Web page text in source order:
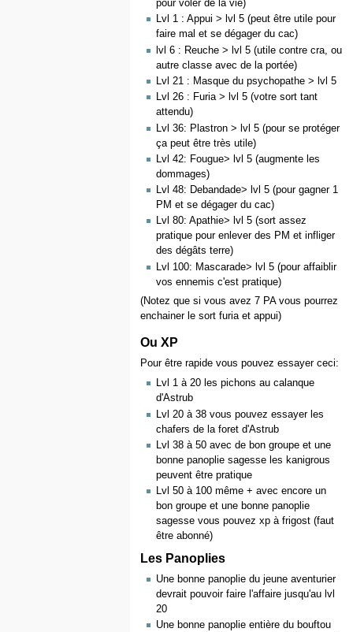
pour voler de la vie)
Lvl 1 : Appui > lvl 5 (peut être utile pour
faire mal et se dégager du cac)
lvl 6 : Reuche > lvl 5 (utile contre cra, ou
autre classe avec de la portée)
Lvl 21 : Masque du psychopathe > lvl 5
Lvl 26 : Furia > lvl 5 (votre sort tant
attendu)
Lvl 36: Plastron > lvl 5 (pour se protéger
ça peut être très utile)
Lvl 42: Fougue> lvl 5 (augmente les
dommages)
Lvl 48: Debandade> lvl 5 (pour gagner 1
PM et se dégager du cac)
Lvl 80: Apathie> lvl 5 (sort assez
pratique pour enlever des PM et infliger
des dégâts terre)
Lvl 100: Mascarade> lvl 5 (pour affaiblir
vos ennemis c'est pratique)
(Notez que si vous avez 7 PA vous pourrez
enchainer le sort furia et appui)
Ou XP
Pour être rapide vous pouvez essayer ceci:
Lvl 1 à 20 les pichons au calanque
d'Astrub
Lvl 20 à 38 vous pouvez essayer les
chafers de la foret d'Astrub
Lvl 38 à 50 avec de bon groupe et une
bonne panoplie sagesse les kanigrous
peuvent être pratique
Lvl 50 à 100 même + avec encore un
bon groupe et une bonne panoplie
sagesse vous pouvez xp à frigost (faut
être abonné)
Les Panoplies
Une bonne panoplie du jeune aventurier
devrait pouvoir faire l'affaire jusqu'au lvl
20
Une bonne panoplie entière du bouftou